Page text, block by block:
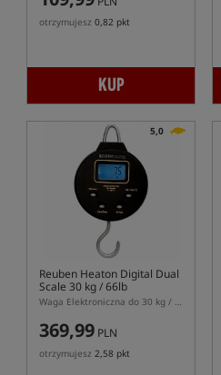
otrzymujesz 0,82 pkt
KUP
5,0
Reuben Heaton Digital Dual
Scale 30 kg / 66lb
Waga Elektroniczna do 30 kg / 66lb
369,99 PLN
otrzymujesz 2,58 pkt